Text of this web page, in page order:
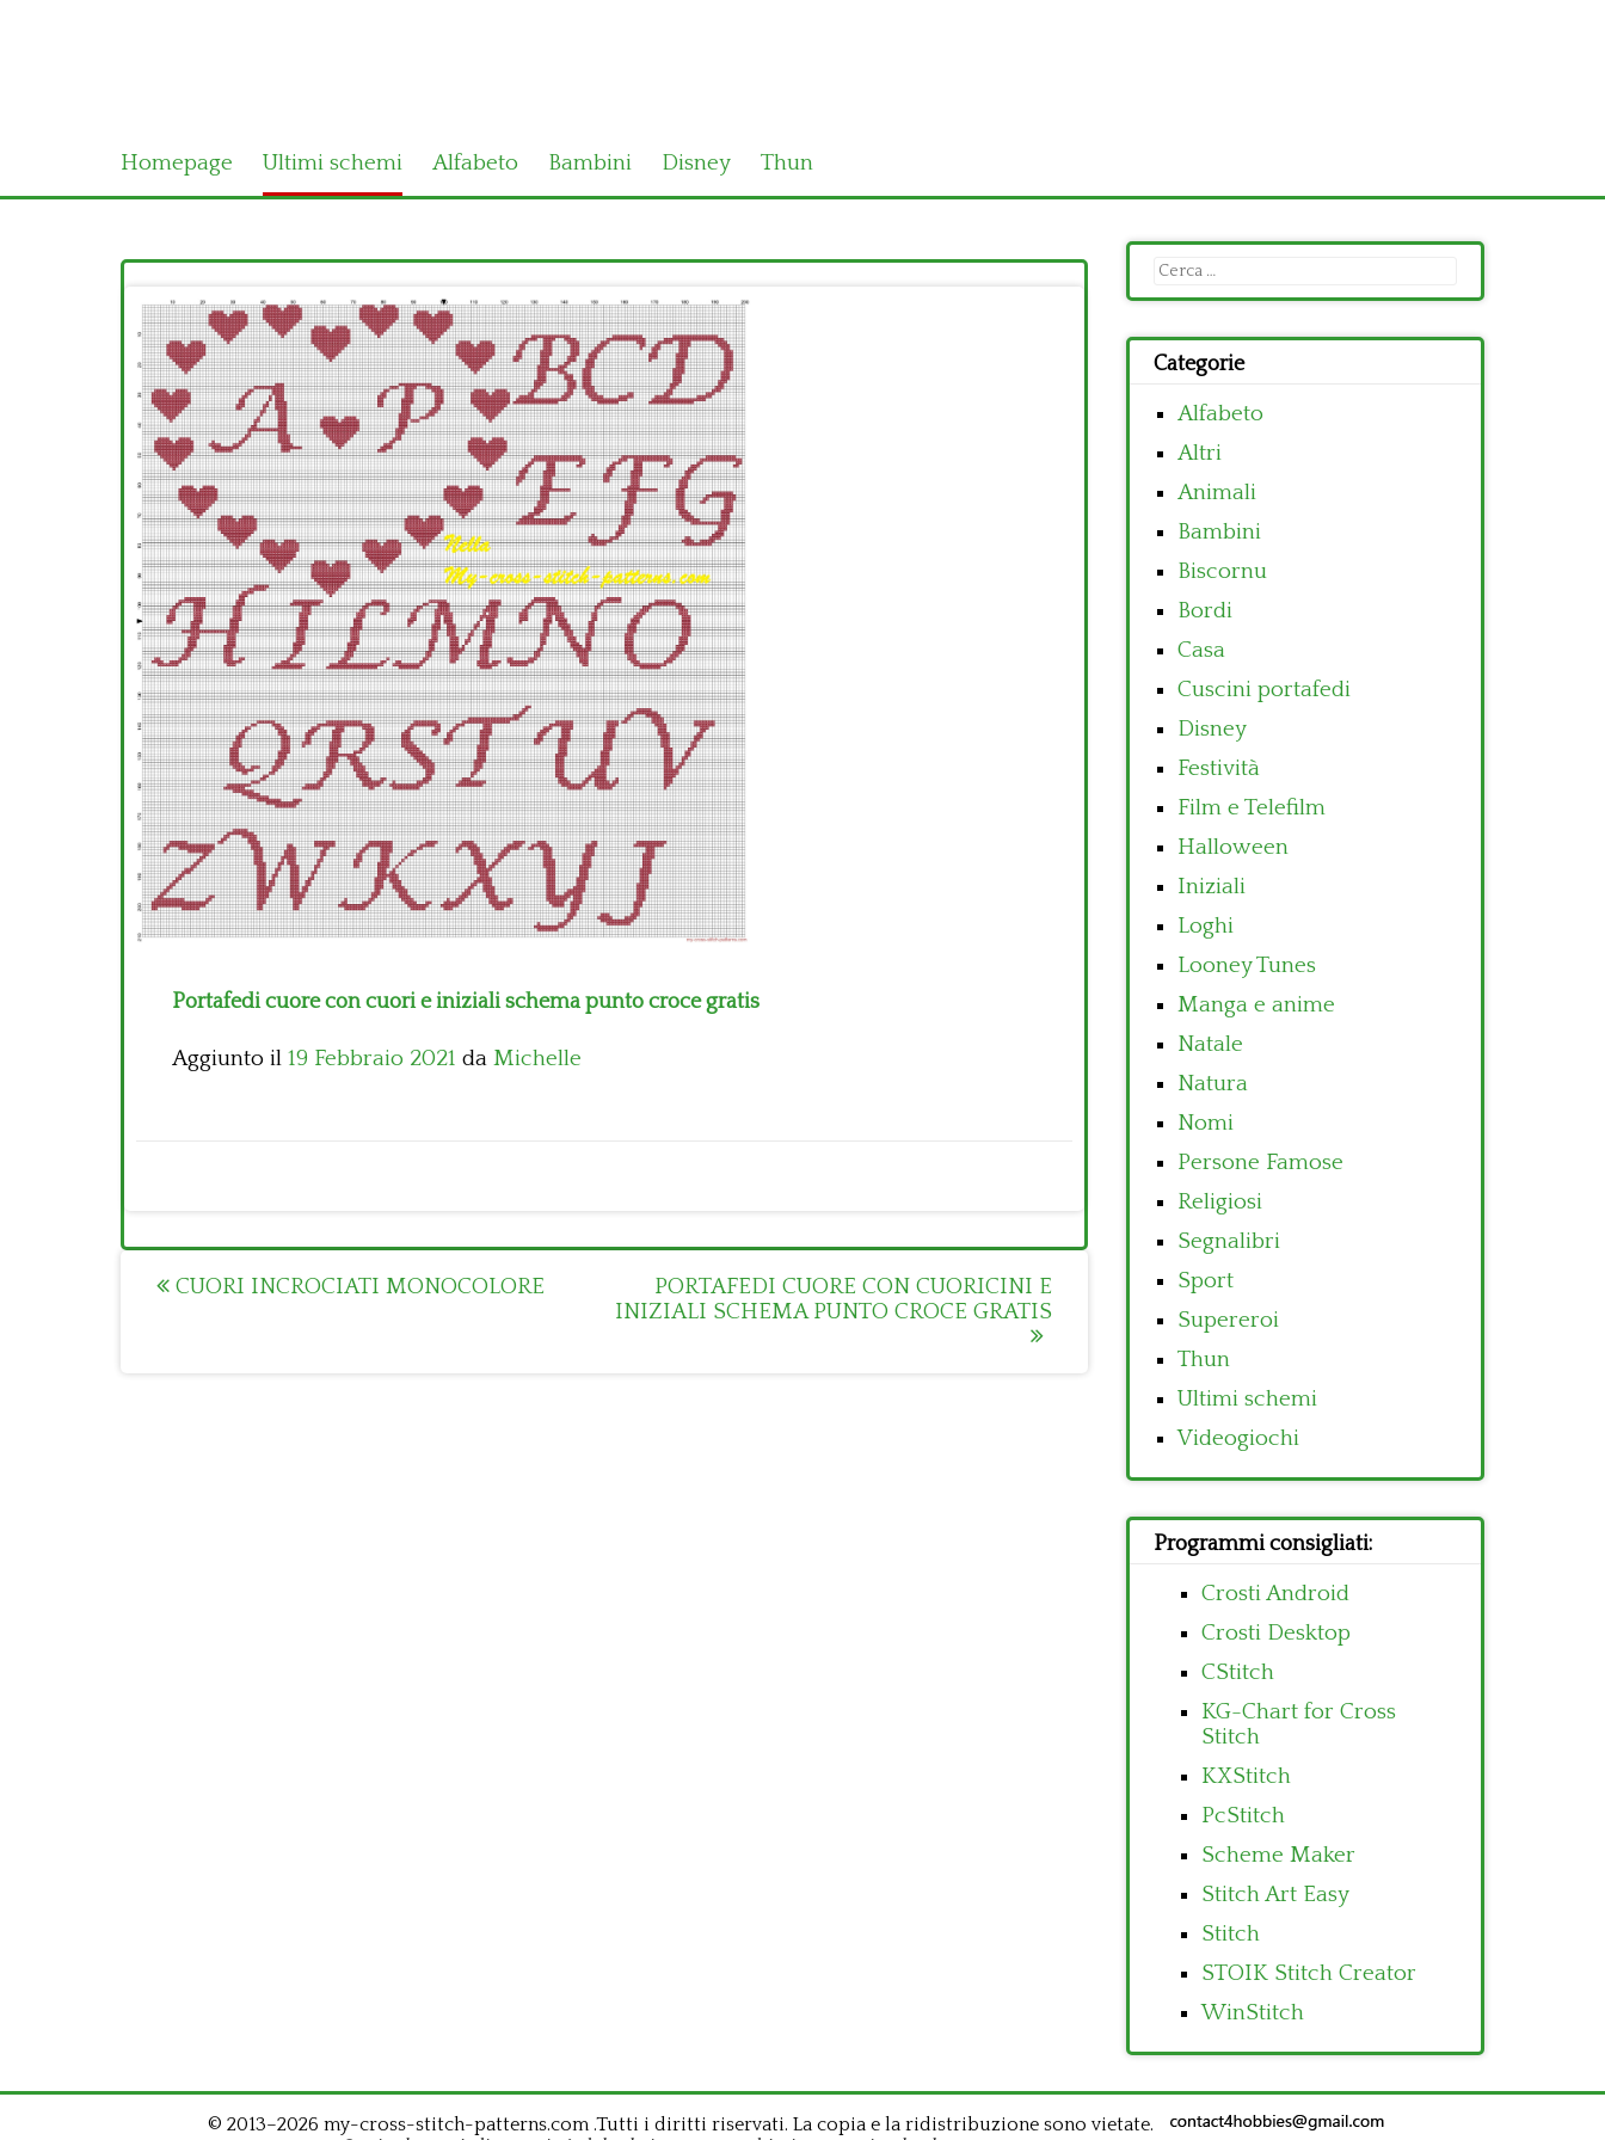
Homepage Ultimi schemi Alfabeto Bambini Disney Thun
Portafedi cuore con cuori e iniziali schema punto croce gratis
Aggiunto il 19 Febbraio 2021 da Michelle
Post
CUORI INCROCIATI MONOCOLORE
PORTAFEDI CUORE CON CUORICINI E
INIZIALI SCHEMA PUNTO CROCE GRATIS
Ricerca
per:
Categorie
Alfabeto
Altri
Animali
Bambini
Biscornu
Bordi
Casa
Cuscini portafedi
Disney
Festività
Film e Telefilm
Halloween
Iniziali
Loghi
Looney Tunes
Manga e anime
Natale
Natura
Nomi
Persone Famose
Religiosi
Segnalibri
Sport
Supereroi
Thun
Ultimi schemi
Videogiochi
Programmi consigliati:
Crosti Android
Crosti Desktop
CStitch
KG-Chart for Cross
Stitch
KXStitch
PcStitch
Scheme Maker
Stitch Art Easy
Stitch
STOIK Stitch Creator
WinStitch
© 2013–2026 my-cross-stitch-patterns.com .Tutti i diritti riservati. La copia e la ridistribuzione sono vietate.